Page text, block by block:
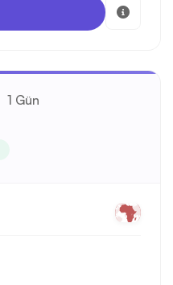
1 Gün